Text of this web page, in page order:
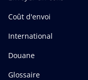
Coût d'envoi
International
Douane
Glossaire